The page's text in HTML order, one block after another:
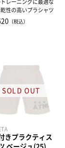
トレーニングに最適な
性の高いプラシャツ
（税込）
きプラクティス
ベージュ(25)